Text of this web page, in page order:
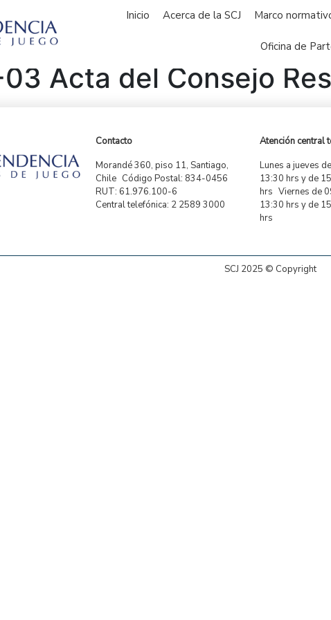
Inicio Acerca de la SCJ Marco
Oficina de
Acta del Consejo
Contacto
Morandé 360, piso 11, Santiago,
Chile Código Postal: 834-0456
RUT: 61.976.100-6
Central telefónica: 2 2589 3000
Atención central
Lunes a jueves
13:30 hrs y de
hrs Viernes de
13:30 hrs y de
hrs
SCJ 2025 © Copyright